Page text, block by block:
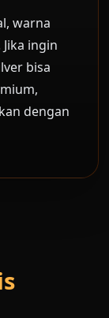
warna
ingin
bisa
dengan